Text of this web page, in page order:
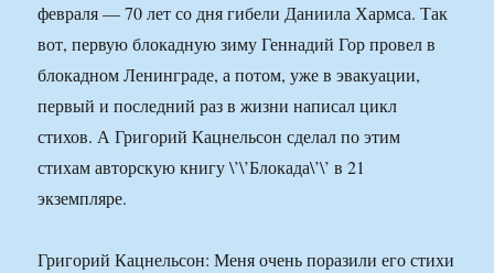
февраля — 70 лет со дня гибели Даниила Хармса. Так
вот, первую блокадную зиму Геннадий Гор провел в
блокадном Ленинграде, а потом, уже в эвакуации,
первый и последний раз в жизни написал цикл
стихов. А Григорий Кацнельсон сделал по этим
стихам авторскую книгу \’\’Блокада\’\’ в 21
экземпляре.
Григорий Кацнельсон: Меня очень поразили его стихи